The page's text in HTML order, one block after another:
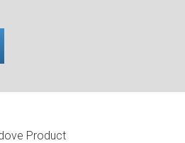
Product